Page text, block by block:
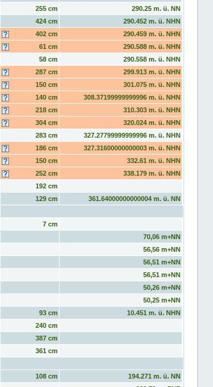
255 cm
290.25 m. ü. NN
424 cm
290.452 m. ü. NHN
402 cm
290.459 m. ü. NHN
61 cm
290.588 m. ü. NHN
58 cm
290.558 m. ü. NHN
287 cm
299.913 m. ü. NHN
150 cm
301.075 m. ü. NHN
140 cm
308.37199999999996 m. ü. NHN
218 cm
310.303 m. ü. NHN
304 cm
320.024 m. ü. NHN
283 cm
327.27799999999996 m. ü. NHN
186 cm
327.31600000000003 m. ü. NHN
150 cm
332.61 m. ü. NHN
252 cm
338.179 m. ü. NHN
192 cm
129 cm
361.64000000000004 m. ü. NN
7 cm
70,06 m+NN
56,56 m+NN
56,51 m+NN
56,51 m+NN
50,26 m+NN
50,25 m+NN
93 cm
10.451 m. ü. NHN
240 cm
387 cm
361 cm
108 cm
194.271 m. ü. NN